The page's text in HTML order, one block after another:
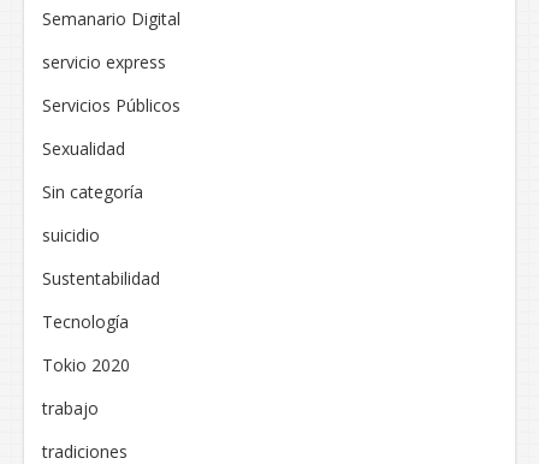
Semanario Digital
servicio express
Servicios Públicos
Sexualidad
Sin categoría
suicidio
Sustentabilidad
Tecnología
Tokio 2020
trabajo
tradiciones